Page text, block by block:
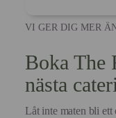
VI GER DIG MER
Boka The
nästa
Låt inte maten bli